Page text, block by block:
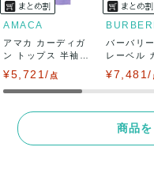
また並行輸入品もござい
ない場合もございます。
万が一、購入後に偽造品
決済方法
AMACA
アマカ カーディガ
ン トップス 半袖
¥5,721/ 点
バーバリ
レーベル
¥7,481/
商品